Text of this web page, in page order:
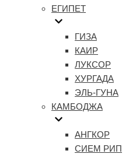
ЕГИПЕТ
ГИЗА
КАИР
ЛУКСОР
ХУРГАДА
ЭЛЬ-ГУНА
КАМБОДЖА
АНГКОР
СИЕМ РИП